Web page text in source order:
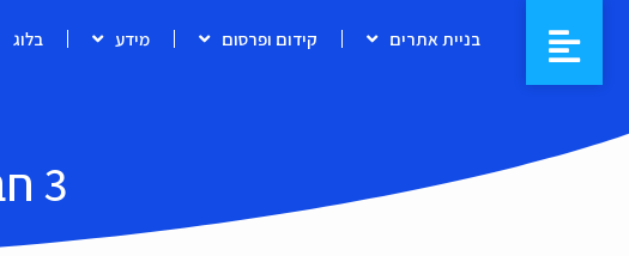
בניית אתרים קידום ופרסום מידע בלוג
3 חברות אחסון אתרים בזול